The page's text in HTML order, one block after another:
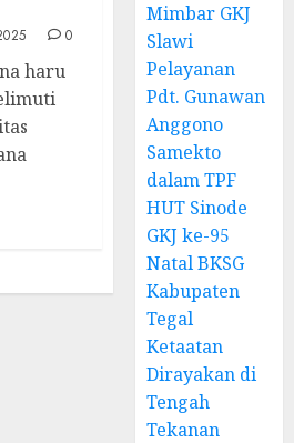
0
haru
Mimbar GKJ
Slawi
Pelayanan
Pdt. Gunawan
Anggono
Samekto
dalam TPF
HUT Sinode
GKJ ke-95
Natal BKSG
Kabupaten
Tegal
Ketaatan
Dirayakan di
Tengah
Tekanan